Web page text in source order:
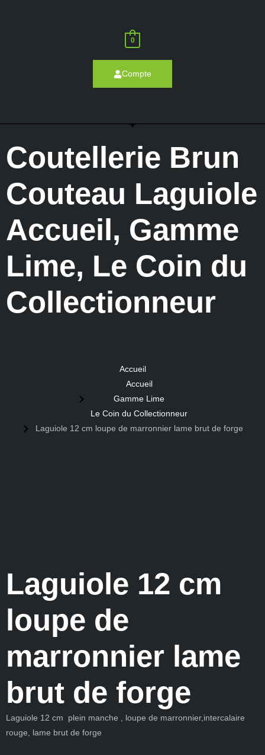
0
Compte
Coutellerie Brun
Couteau Laguiole
Accueil, Gamme
Lime, Le Coin du
Collectionneur
Accueil
Accueil
Gamme Lime
Le Coin du Collectionneur
Laguiole 12 cm loupe de marronnier lame brut de forge
Laguiole 12 cm
loupe de
marronnier lame
brut de forge
Laguiole 12 cm plein manche , loupe de marronnier,intercalaire
rouge, lame brut de forge